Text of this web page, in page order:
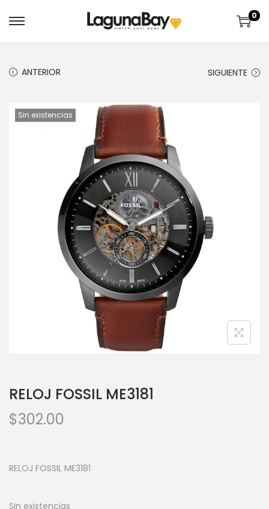
0
ANTERIOR SIGUIENTE
Sin existencias
RELOJ FOSSIL ME3181
$302.00
RELOJ FOSSIL ME3181
Sin existencias